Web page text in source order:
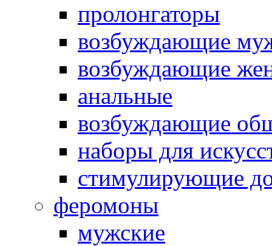
пролонгаторы
возбуждающие
возбуждающие
анальные
возбуждающие
наборы для
стимулирующие
феромоны
мужские